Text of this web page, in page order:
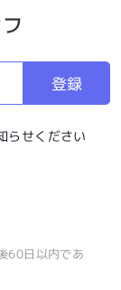
登録
らせください
60日以内であ